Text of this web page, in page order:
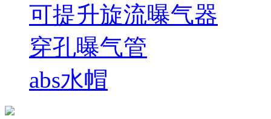
可提升旋流曝气器
穿孔曝气管
abs水帽